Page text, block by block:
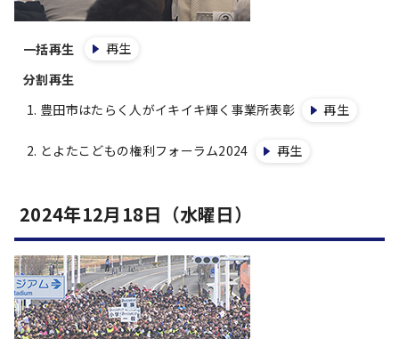
一括再生
再生
分割再生
豊田市はたらく人がイキイキ輝く事業所表彰
再生
とよたこどもの権利フォーラム2024 再生
2024年12月18日（水曜日）